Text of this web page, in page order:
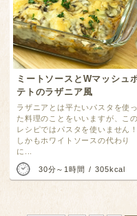
ミートソースとWマッシュ
テトのラザニア風
ラザニアとは平たいパスタを使っ
た料理のことをいいますが、この
レシピではパスタを使いません！
しかもホワイトソースの代わり
に...
30分～1時間 305kcal